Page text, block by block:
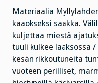
Materiaalia
kaaokseksi saakka.
kuljettaa miestä
tuuli kulkee laaksossa
kesän rikkoutuneita
vuoteen perilliset,